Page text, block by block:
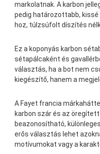
markolatnak. A karbon
pedig határozottabb,
hoz, túlzsúfolt díszítés
Ez a koponyás karbon
sétapálcaként és
választás, ha a bot nem
kiegészítő, hanem a
A Fayet francia
karbon szár és az
beazonosítható,
erős választás lehet
motívumokat vagy a